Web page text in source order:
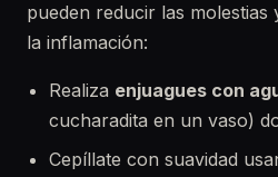
pueden reducir las
la inflamación:
Realiza enjuagues con
cucharadita en un vaso)
Cepíllate con suavidad